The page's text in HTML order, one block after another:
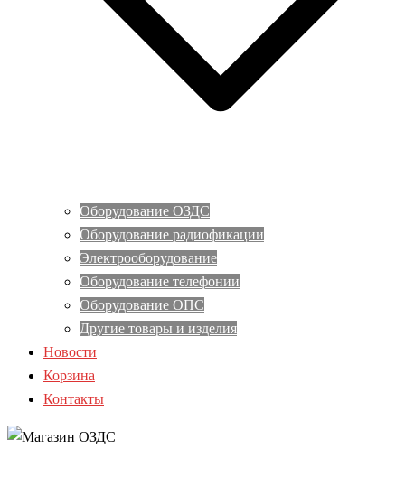
Оборудование ОЗДС
Оборудование радиофикации
Электрооборудование
Оборудование телефонии
Оборудование ОПС
Другие товары и изделия
Новости
Корзина
Контакты